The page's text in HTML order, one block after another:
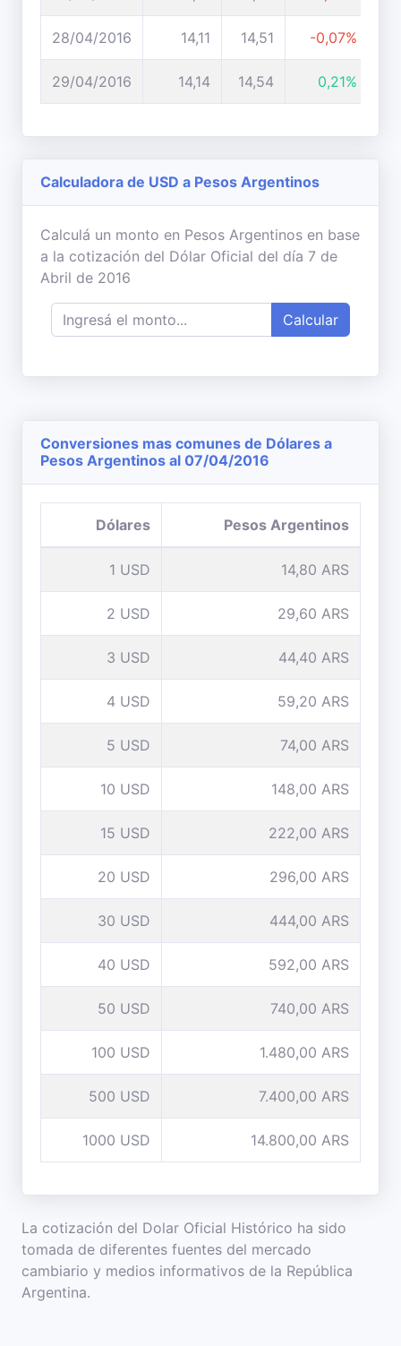
28/04/2016 14,11 14,51 -0,07%
29/04/2016 14,14 14,54 0,21%
Calculadora de USD a Pesos Argentinos
Calculá un monto en Pesos Argentinos en base
a la cotización del Dólar Oficial del día 7 de
Abril de 2016
Calcular
Conversiones mas comunes de Dólares a
Pesos Argentinos al 07/04/2016
Dólares Pesos Argentinos
1 USD 14,80 ARS
2 USD 29,60 ARS
3 USD 44,40 ARS
4 USD 59,20 ARS
5 USD 74,00 ARS
10 USD 148,00 ARS
15 USD 222,00 ARS
20 USD 296,00 ARS
30 USD 444,00 ARS
40 USD 592,00 ARS
50 USD 740,00 ARS
100 USD 1.480,00 ARS
500 USD 7.400,00 ARS
1000 USD 14.800,00 ARS
La cotización del Dolar Oficial Histórico ha sido
tomada de diferentes fuentes del mercado
cambiario y medios informativos de la República
Argentina.